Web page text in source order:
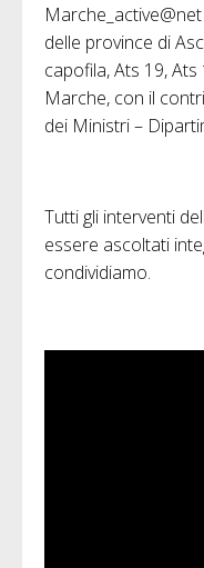
delle province di
capofila, Ats 19, Ats
Marche, con il
dei Ministri –
Tutti gli interventi
essere ascoltati
condividiamo.